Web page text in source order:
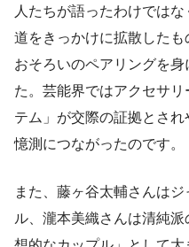
人たちが語ったわけでは
道をきっかけに拡散したも
おそろいのペアリングを
た。芸能界ではアクセサ
テム」が交際の証拠とさ
憶測につながったのです。
また、藤ヶ谷太輔さんは
ル、瀧本美織さんは清純